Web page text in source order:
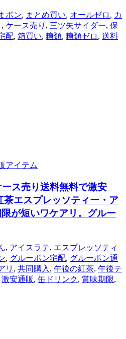
ポン, まとめ買い, オールゼロ , カ
, ケース売り , 三ツ矢サイダー, 保
配, 箱買い, 糖類, 糖類ゼロ , 送料
アイテム
ス売り送料無料で激安
茶エスプレッソティー・ア
が短いワケアリ。グルー
, アイスラテ, エスプレッソティ
, グルーポン宅配, グルーポン通
リ , 共同購入 , 午後の紅茶, 午後テ
激安通販, 缶ドリンク, 賞味期限,